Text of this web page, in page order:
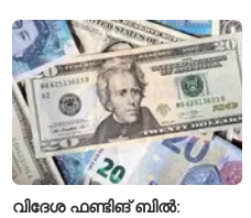
വിദേശ ഫണ്ടിങ് ബിൽ: